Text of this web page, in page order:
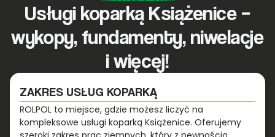
Usługi koparką Książenice –
wykopy, fundamenty, niwelacje
i więcej!
ZAKRES USŁUG KOPARKĄ
ROLPOL to miejsce, gdzie możesz liczyć na
kompleksowe usługi koparką Książenice. Oferujemy